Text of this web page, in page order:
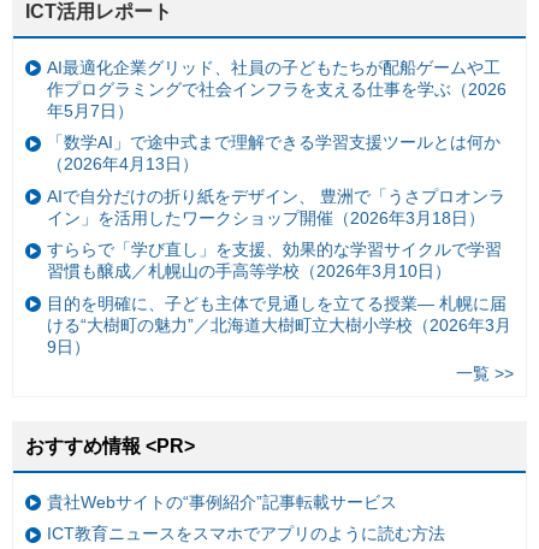
ICT活用レポート
AI最適化企業グリッド、社員の子どもたちが配船ゲームや工
作プログラミングで社会インフラを支える仕事を学ぶ（2026
年5月7日）
「数学AI」で途中式まで理解できる学習支援ツールとは何か
（2026年4月13日）
AIで自分だけの折り紙をデザイン、 豊洲で「うさプロオンラ
イン」を活用したワークショップ開催（2026年3月18日）
すららで「学び直し」を支援、効果的な学習サイクルで学習
習慣も醸成／札幌山の手高等学校（2026年3月10日）
目的を明確に、子ども主体で見通しを立てる授業— 札幌に届
ける“大樹町の魅力”／北海道大樹町立大樹小学校（2026年3月
9日）
一覧 >>
おすすめ情報 <PR>
貴社Webサイトの“事例紹介”記事転載サービス
ICT教育ニュースをスマホでアプリのように読む方法